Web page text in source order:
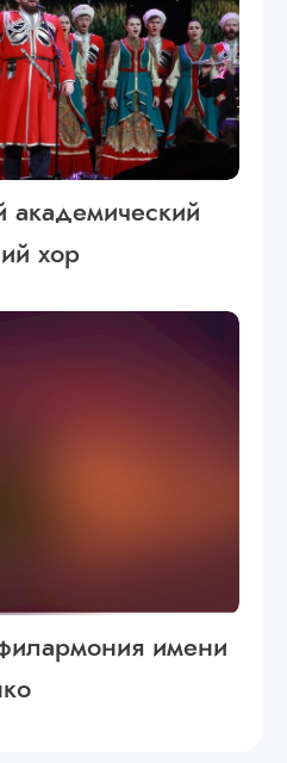
академический
хор
имени